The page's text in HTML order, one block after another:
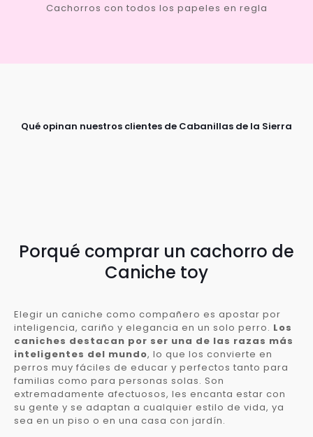
Cachorros con todos los papeles en regla
Qué opinan nuestros clientes de Cabanillas de la Sierra
Porqué comprar un cachorro de
Caniche toy
Elegir un caniche como compañero es apostar por
inteligencia, cariño y elegancia en un solo perro. Los
caniches destacan por ser una de las razas más
inteligentes del mundo, lo que los convierte en
perros muy fáciles de educar y perfectos tanto para
familias como para personas solas. Son
extremadamente afectuosos, les encanta estar con
su gente y se adaptan a cualquier estilo de vida, ya
sea en un piso o en una casa con jardín.